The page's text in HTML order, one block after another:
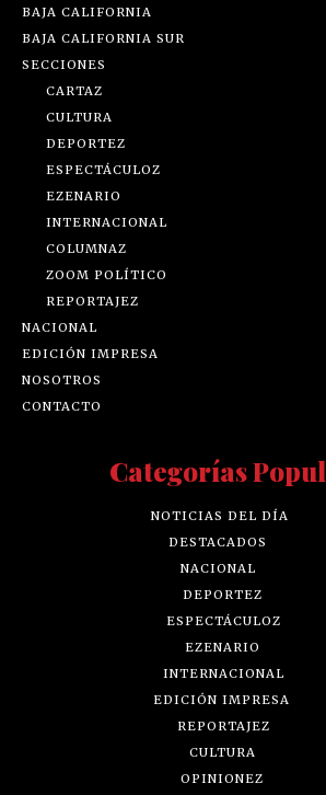
BAJA CALIFORNIA
BAJA CALIFORNIA SUR
SECCIONES
CARTAZ
CULTURA
DEPORTEZ
ESPECTÁCULOZ
EZENARIO
INTERNACIONAL
COLUMNAZ
ZOOM POLÍTICO
REPORTAJEZ
NACIONAL
EDICIÓN IMPRESA
NOSOTROS
CONTACTO
Categorías
NOTICIAS DEL DÍA
DESTACADOS
NACIONAL
DEPORTEZ
ESPECTÁCULOZ
EZENARIO
INTERNACIONAL
EDICIÓN IMPRESA
REPORTAJEZ
CULTURA
OPINIONEZ